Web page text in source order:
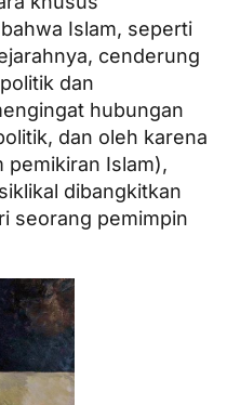
Islam, seperti
cenderung
dan
hubungan
dan oleh karena
pemikiran Islam),
dibangkitkan
seorang pemimpin